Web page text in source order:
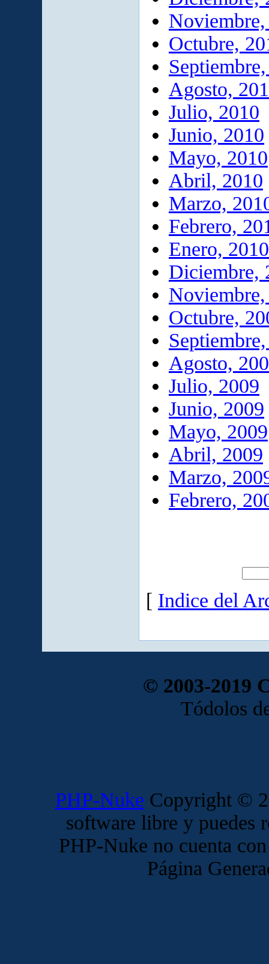
Octubre,
Agosto,
Julio, 2010
Junio, 2010
Mayo, 2010
Abril, 2010
Marzo,
Febrero,
Enero, 2010
Diciembre,
Octubre,
Agosto,
Julio, 2009
Junio, 2009
Mayo, 2009
Abril, 2009
Marzo,
Febrero,
[ Indice del
© 2003-2019
Tódolos
PHP-Nuke Copyright ©
software libre y
PHP-Nuke no cuenta
Página